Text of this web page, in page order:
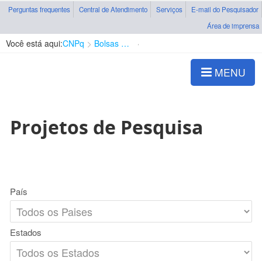
Perguntas frequentes Central de Atendimento Serviços
E-mail do Pesquisador
Área de imprensa
Você está aqui:CNPq Bolsas e Auxílios Vigentes
MENU
Projetos de Pesquisa
País
Estados